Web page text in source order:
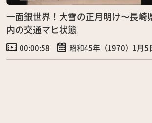
一面銀世界！大雪の正月明け〜長崎
内の交通マヒ状態
00:00:58 昭和45年（1970）1月5